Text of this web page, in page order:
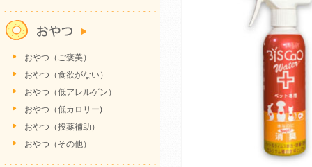
おやつ（ご褒美）
おやつ（食欲がない）
おやつ（低アレルゲン）
おやつ（低カロリー)
おやつ（投薬補助）
おやつ（その他）